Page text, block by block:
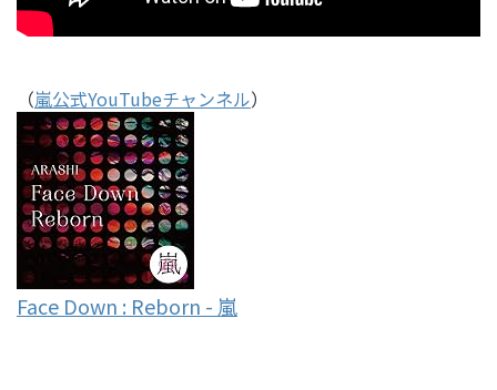
（嵐公式YouTubeチャンネル）
Face Down : Reborn - 嵐